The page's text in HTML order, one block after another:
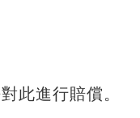
此進行賠償。